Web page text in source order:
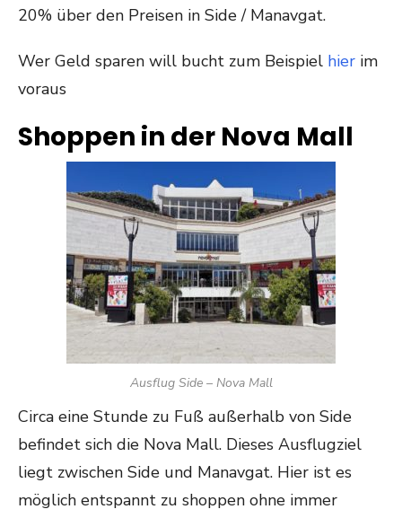
20% über den Preisen in Side / Manavgat.
Wer Geld sparen will bucht zum Beispiel hier im
voraus
Shoppen in der Nova Mall
Ausflug Side – Nova Mall
Circa eine Stunde zu Fuß außerhalb von Side
befindet sich die Nova Mall. Dieses Ausflugziel
liegt zwischen Side und Manavgat. Hier ist es
möglich entspannt zu shoppen ohne immer